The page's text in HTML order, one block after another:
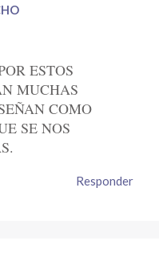
ESTOS
MUCHAS
COMO
SE NOS
Responder